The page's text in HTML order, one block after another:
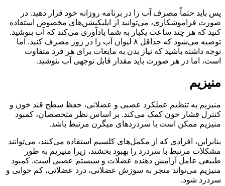
پس باید حتماً مصرف آب را در برنامه روزانه خود قرار دهید. در
صورت فراموشکاری، می‌توانید از اپلیکیشن‌های مخصوص استفاده
کنید که هر چند ساعت یکبار به شما یادآوری می‌کند که آب بنوشید.
توصیه می‌شود که حداقل ۸ لیوان آب را در روز مصرف کنید. اما
توجه داشته باشید که نیاز بدن به مایعات برای هر فرد متفاوت
است، اما در هر صورت باید مقدار قابل توجهی آب بنوشید.
منیزیم
منیزیم به تنظیم عملکرد عصبی و عضلانی، حفظ سطح قند خون و
کنترل فشار خون کمک می‌کند. بر اساس نظر متخصصان، کمبود
منیزیم ممکن است با سردردهای میگرن مرتبط باشد.
بنابراین، افرادی که از مکمل‌های کلسیم استفاده می‌کنند، می‌توانند
مشکلات مرتبط با سردرد را بهبود بخشند، زیرا منیزیم به طور
طبیعی عامل آرامش دهنده عضلات و سیستم عصبی است. کمبود
منیزیم می‌تواند منجر به سوزش عضلانی، درد عضلانی، کم خوابی و
سردرد شود.